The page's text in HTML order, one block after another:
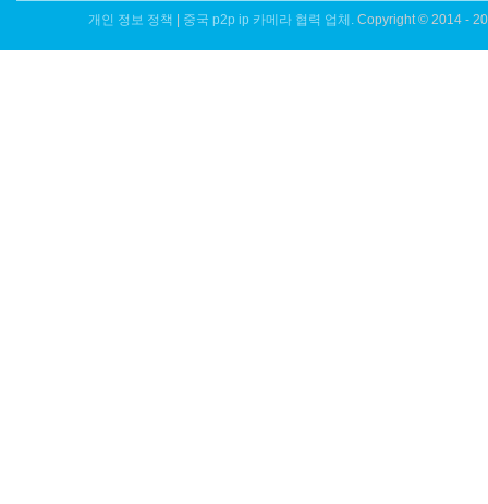
개인 정보 정책 중국 p2p ip 카메라 협력 업체. Copyright © 2014 -